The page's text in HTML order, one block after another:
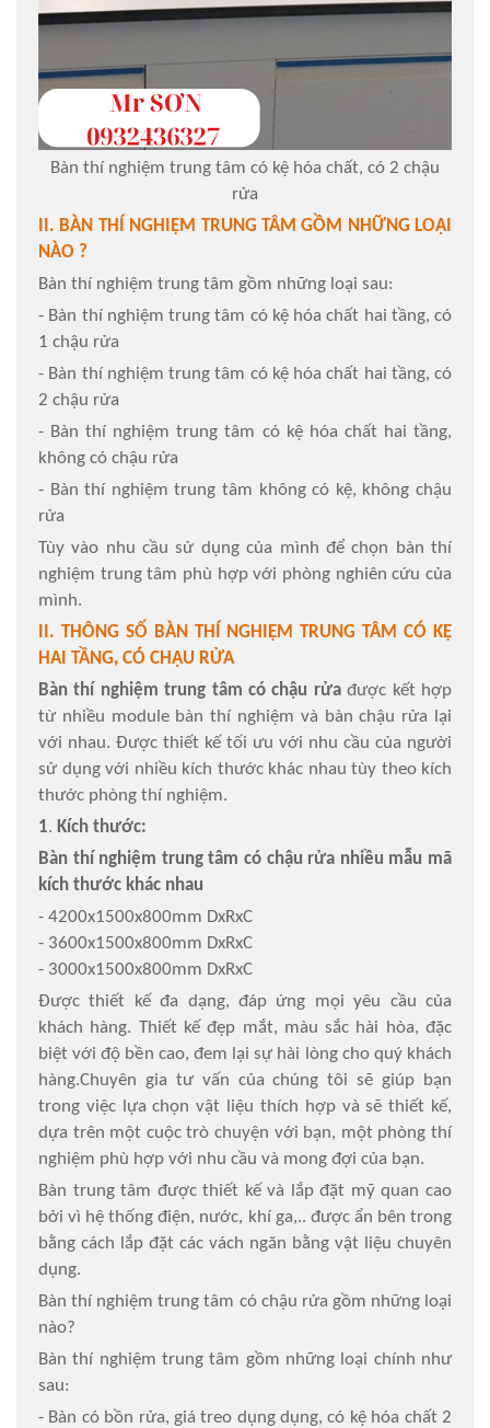
Bàn thí nghiệm trung tâm có kệ hóa chất, có 2 chậu
rửa
II. BÀN THÍ NGHIỆM TRUNG TÂM GỒM NHỮNG LOẠI
NÀO ?
Bàn thí nghiệm trung tâm gồm những loại sau:
- Bàn thí nghiệm trung tâm có kệ hóa chất hai tầng, có
1 chậu rửa
- Bàn thí nghiệm trung tâm có kệ hóa chất hai tầng, có
2 chậu rửa
- Bàn thí nghiệm trung tâm có kệ hóa chất hai tầng,
không có chậu rửa
- Bàn thí nghiệm trung tâm không có kệ, không chậu
rửa
Tùy vào nhu cầu sử dụng của mình để chọn bàn thí
nghiệm trung tâm phù hợp với phòng nghiên cứu của
mình.
II. THÔNG SỐ BÀN THÍ NGHIỆM TRUNG TÂM CÓ KỆ
HAI TẦNG, CÓ CHẬU RỬA
Bàn thí nghiệm trung tâm có chậu rửađược kết hợp
từ nhiều module bàn thí nghiệm và bàn chậu rửa lại
với nhau. Được thiết kế tối ưu với nhu cầu của người
sử dụng với nhiều kích thước khác nhau tùy theo kích
thước phòng thí nghiệm.
1. Kích thước:
Bàn thí nghiệm trung tâm có chậu rửa nhiều mẫu mã
kích thước khác nhau
- 4200x1500x800mm DxRxC
- 3600x1500x800mm DxRxC
- 3000x1500x800mm DxRxC
Được thiết kế đa dạng, đáp ứng mọi yêu cầu của
khách hàng. Thiết kế đẹp mắt, màu sắc hài hòa, đặc
biệt với độ bền cao, đem lại sự hài lòng cho quý khách
hàng.Chuyên gia tư vấn của chúng tôi sẽ giúp bạn
trong việc lựa chọn vật liệu thích hợp và sẽ thiết kế,
dựa trên một cuộc trò chuyện với bạn, một phòng thí
nghiệm phù hợp với nhu cầu và mong đợi của bạn.
Bàn trung tâm được thiết kế và lắp đặt mỹ quan cao
bởi vì hệ thống điện, nước, khí ga,.. được ẩn bên trong
bằng cách lắp đặt các vách ngăn bằng vật liệu chuyên
dụng.
Bàn thí nghiệm trung tâm có chậu rửa gồm những loại
nào?
Bàn thí nghiệm trung tâm gồm những loại chính như
sau:
- Bàn có bồn rửa, giá treo dụng dụng, có kệ hóa chất 2